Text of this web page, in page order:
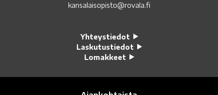
kansalaisopisto@rovala.fi
Yhteystiedot
Laskutustiedot
Lomakkeet